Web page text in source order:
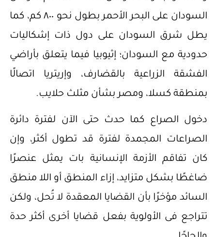
السودان على البحر الأحمر بطول نحو ٨٠٠ كم، كما
يطل شرق السودان على دول ذات إشكاليات
حدودية مع السودان؛ إثيوبيا فيما يتعلق بأراضي
الفشقة الزراعية بالقضارف، وإريتريا اتصالًا
بمنطقة كسلا، ومصر بشأن مثلث حلايب.
دخول الصراع كما حدث حتى الآن لفترة دائرة
الصراعات المجمدة لفترة قد تطول أكثر، وإن
كان تفاقم الأزمة الإنسانية بات يمثل عنصرًا
ضاغطًا بشكل متزايد، إزاء المنطق أو اللا منطق
السائد مؤخرًا بأن القضايا المعقدة لا تُحل، ولكن
تتراجع فى الأولوية بفعل قضايا أخرى أكثر حدة